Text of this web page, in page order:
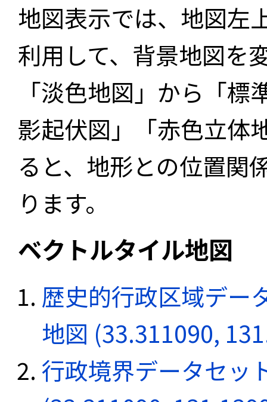
地図表示では、地図左
利用して、背景地図を
「淡色地図」から「
影起伏図」「赤色立体
ると、地形との位置関
ります。
ベクトルタイル地図
歴史的行政区域デー
地図 (33.311090,
行政境界データセッ